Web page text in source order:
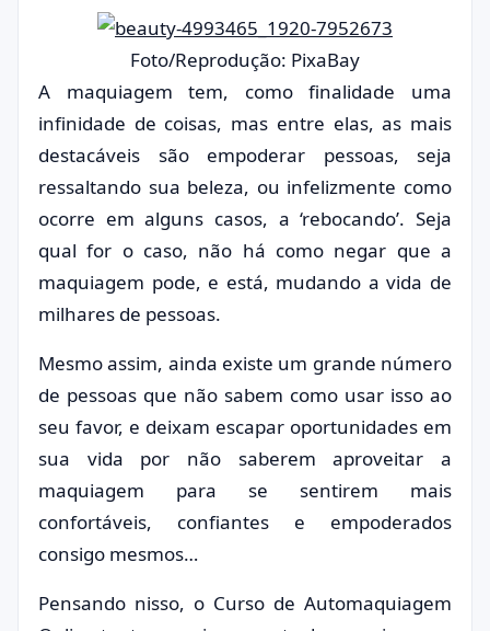
Foto/Reprodução: PixaBay
A maquiagem tem, como finalidade uma
infinidade de coisas, mas entre elas, as mais
destacáveis são empoderar pessoas, seja
ressaltando sua beleza, ou infelizmente como
ocorre em alguns casos, a ‘rebocando’. Seja
qual for o caso, não há como negar que a
maquiagem pode, e está, mudando a vida de
milhares de pessoas.
Mesmo assim, ainda existe um grande número
de pessoas que não sabem como usar isso ao
seu favor, e deixam escapar oportunidades em
sua vida por não saberem aproveitar a
maquiagem para se sentirem mais
confortáveis, confiantes e empoderados
consigo mesmos…
Pensando nisso, o Curso de Automaquiagem